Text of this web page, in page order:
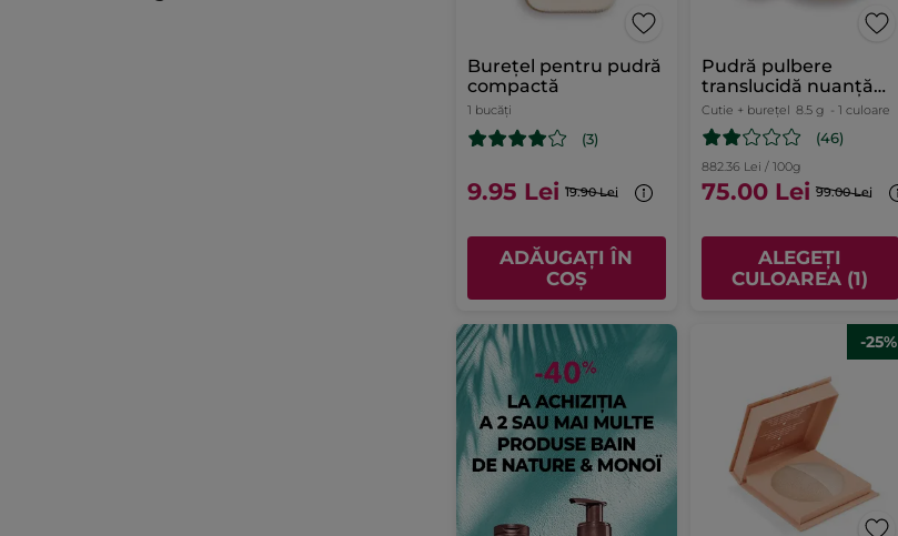
Burețel pentru pudră
compactă
1 bucăți
(3)
9.95 Lei 19.90 Lei
ADĂUGAȚI ÎN
COȘ
Pudră pulbere
translucidă nuanță
universală
Cutie + burețel 8.5 g - 1 culoare
(46)
882.36 Lei / 100g
75.00 Lei 99.00 Lei
ALEGEȚI
CULOAREA (1)
-25%